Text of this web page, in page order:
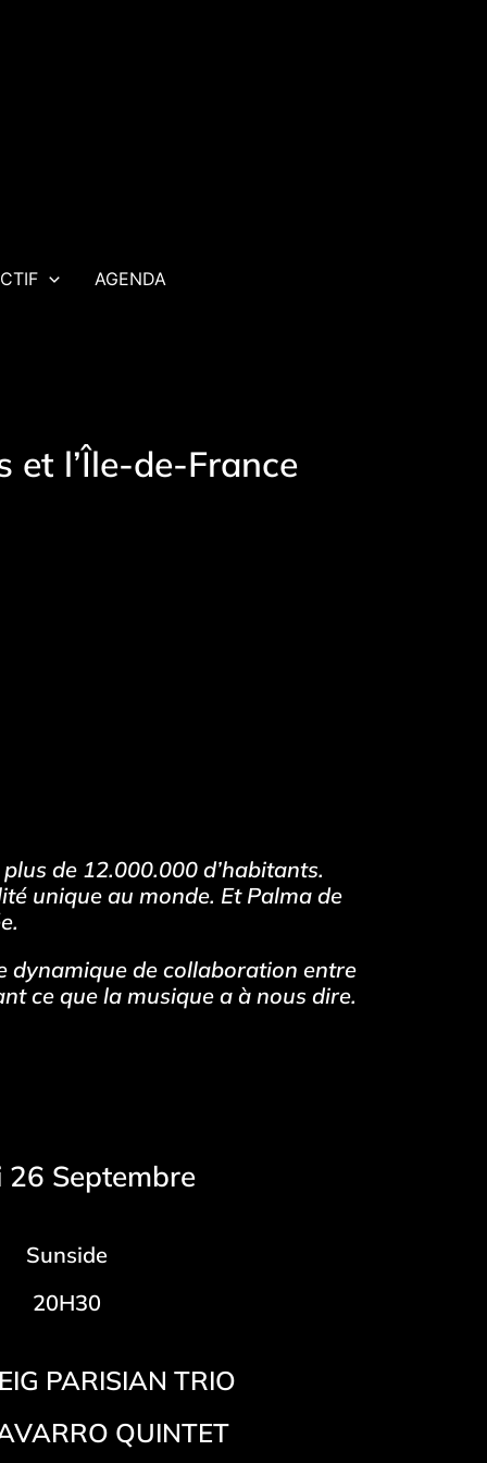
AGENDA
et l’Île-de-France
de 12.000.000 d’habitants.
unique au monde. Et Palma de
dynamique de collaboration entre
ce que la musique a à nous dire.
26 Septembre
Sunside
20H30
PARISIAN TRIO
QUINTET